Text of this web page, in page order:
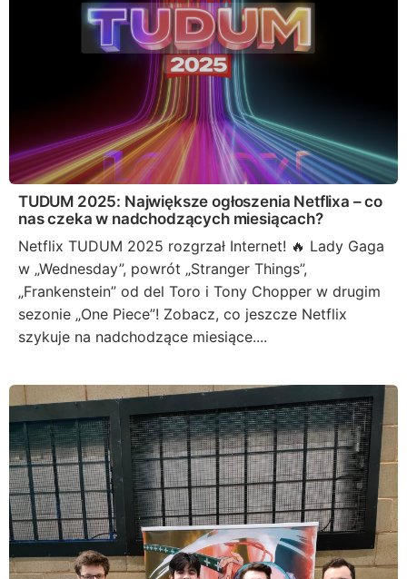
TUDUM 2025: Największe ogłoszenia Netflixa – co
nas czeka w nadchodzących miesiącach?
Netflix TUDUM 2025 rozgrzał Internet! 🔥 Lady Gaga
w „Wednesday”, powrót „Stranger Things”,
„Frankenstein” od del Toro i Tony Chopper w drugim
sezonie „One Piece”! Zobacz, co jeszcze Netflix
szykuje na nadchodzące miesiące....